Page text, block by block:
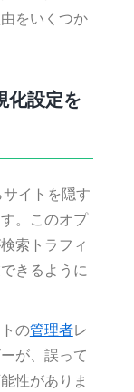
をいくつか
化設定を
イトを隠す
。このオプ
索トラフィ
きるように
の管理者レ
が、誤って
性がありま